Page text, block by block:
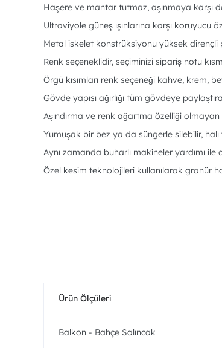
Haşere ve mantar tutmaz, aşınmaya karşı
Ultraviyole güneş ışınlarına karşı koruyucu
Metal iskelet konstrüksiyonu yüksek
Renk seçeneklidir, seçiminizi sipariş notu
Örgü kısımları renk seçeneği kahve, krem,
Gövde yapısı ağırlığı tüm gövdeye
Aşındırma ve renk ağartma özelliği
Yumuşak bir bez ya da süngerle silebilir,
Aynı zamanda buharlı makineler yardımı
Özel kesim teknolojileri kullanılarak granür
Ürün Ölçüleri
Balkon - Bahçe Salıncak